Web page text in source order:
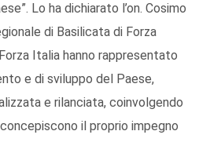
Lo ha dichiarato l’on. Cosimo
di Basilicata di Forza
Italia hanno rappresentato
e di sviluppo del Paese,
e rilanciata, coinvolgendo
il proprio impegno